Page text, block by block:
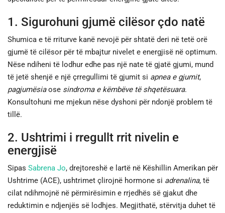
SHENDETI
1. Sigurohuni gjumë cilësor çdo natë
Shumica e të rriturve kanë nevojë për shtatë deri në tetë orë
gjumë të cilësor për të mbajtur nivelet e energjisë në optimum.
Nëse ndiheni të lodhur edhe pas një nate të gjatë gjumi, mund
të jetë shenjë e një çrregullimi të gjumit si apnea e gjumit,
pagjumësiaose sindroma e këmbëve të shqetësuara.
Konsultohuni me mjekun nëse dyshoni për ndonjë problem të
tillë.
2. Ushtrimi i rregullt rrit nivelin e
energjisë
Sipas Sabrena Jo, drejtoreshë e lartë në Këshillin Amerikan për
Ushtrime (ACE), ushtrimet çlirojnë hormone si adrenalina, të
cilat ndihmojnë në përmirësimin e rrjedhës së gjakut dhe
reduktimin e ndjenjës së lodhjes. Megjithatë, stërvitja duhet të